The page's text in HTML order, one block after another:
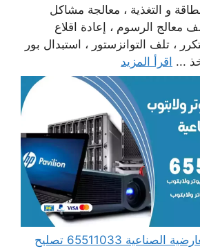
و التغذية ، معالجة مشاكل
معالج الرسوم ، إعادة اقلاع
، تلف التوانزستور ، استبدال بور
... اقرأ المزيد
مهندس كمبيوتر العارضية الصناعية 65511033 تصليح